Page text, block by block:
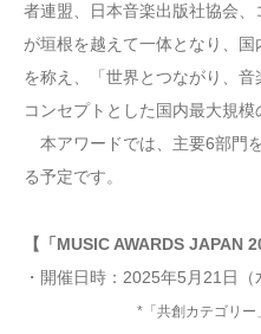
者連盟、日本音楽出版社協会、
が垣根を越えて一体となり、
を称え、「世界とつながり、
コンセプトとした国内最大規
本アワードでは、主要6部門
る予定です。
【「MUSIC AWARDS JAPAN
・開催日時：2025年5月21日（
*「共創カテゴリー」の発